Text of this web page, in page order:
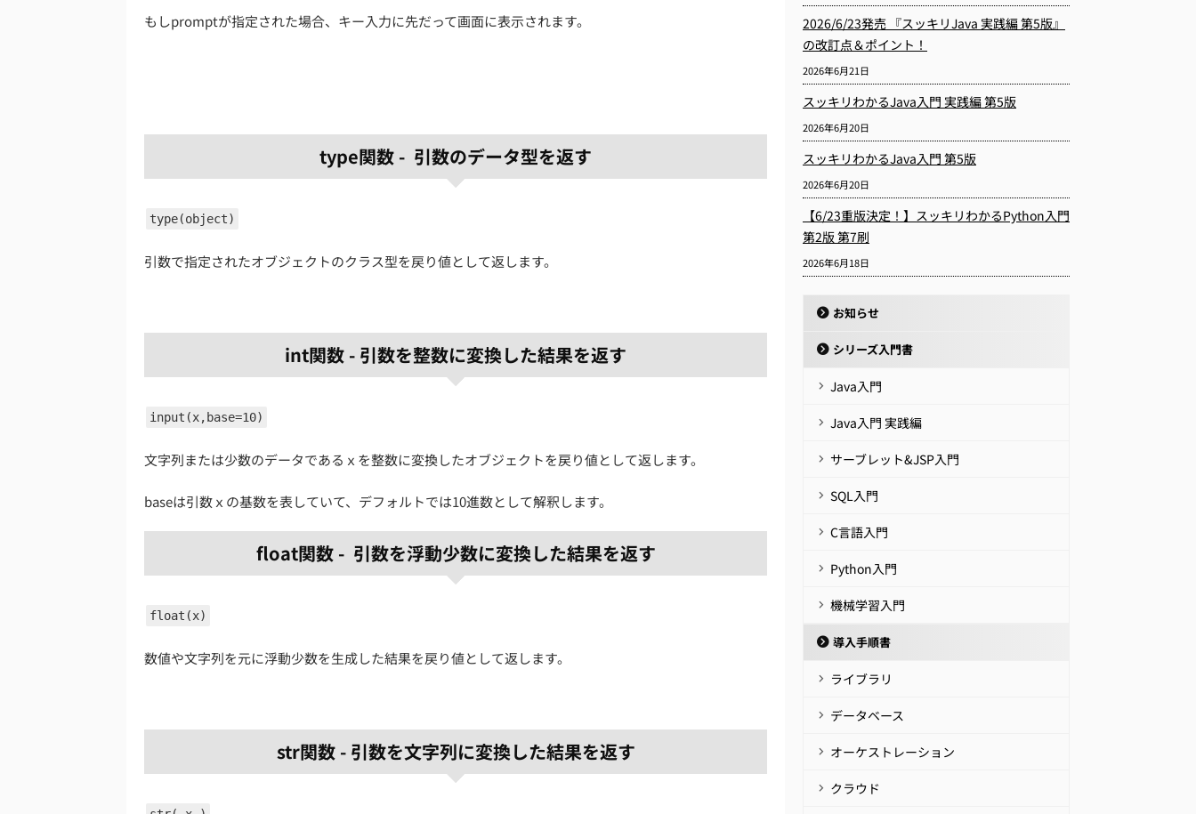
もしpromptが指定された場合、キー入力に先だって画面に表示されます。
type関数 - 引数のデータ型を返す
type(object)
引数で指定されたオブジェクトのクラス型を戻り値として返します。
int関数 - 引数を整数に変換した結果を返す
input(x,base=10)
文字列または少数のデータであるｘを整数に変換したオブジェクトを戻り値として返します。
baseは引数ｘの基数を表していて、デフォルトでは10進数として解釈します。
float関数 - 引数を浮動少数に変換した結果を返す
float(x)
数値や文字列を元に浮動少数を生成した結果を戻り値として返します。
str関数 - 引数を文字列に変換した結果を返す
2026/6/23発売 『スッキリJava 実践編 第5版』
の改訂点＆ポイント！
2026年6月21日
スッキリわかるJava入門 実践編 第5版
2026年6月20日
スッキリわかるJava入門 第5版
2026年6月20日
【6/23重版決定！】スッキリわかるPython入門
第2版 第7刷
2026年6月18日
お知らせ
シリーズ入門書
Java入門
Java入門 実践編
サーブレット&JSP入門
SQL入門
C言語入門
Python入門
機械学習入門
導入手順書
ライブラリ
データベース
オーケストレーション
クラウド